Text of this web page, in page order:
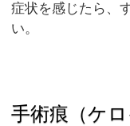
症状を感じたら、
い。
手術痕（ケロ